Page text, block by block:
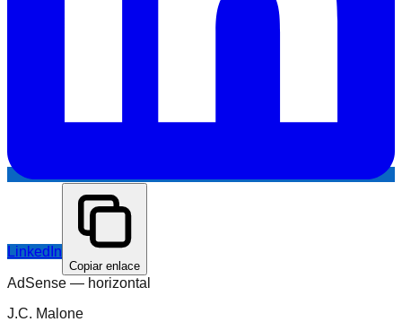
LinkedIn
Copiar enlace
AdSense — horizontal
J.C. Malone